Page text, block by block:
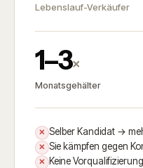
Lebenslauf-Verkäufer
1–3×
Monatsgehälter
✕ Selber Kandidat →
✕ Sie kämpfen gegen
✕ Keine Vorqualifizierung